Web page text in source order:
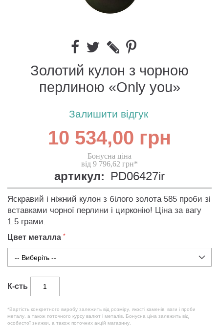
Золотий кулон з чорною
перлиною «Only you»
Залишити відгук
10 534,00 грн
Бонусна ціна
від 9 796,62 грн*
артикул: PD06427ir
Яскравий і ніжний кулон з білого золота 585 проби зі
вставками чорної перлини і цирконію! Ціна за вагу
1.5 грами.
Цвет металла
К-сть
*Вартість конкретного виробу залежить від розміру, якості каменів, ваги і проби
металу, а також поточного курсу валют і металів. Бонусна ціна залежить від
особистої знижки, а також поточних акцій магазину.